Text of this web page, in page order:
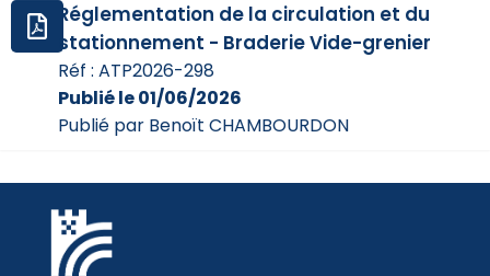
Réglementation de la circulation et du
stationnement - Braderie Vide-grenier
Réf : ATP2026-298
Publié le 01/06/2026
Publié par Benoït CHAMBOURDON